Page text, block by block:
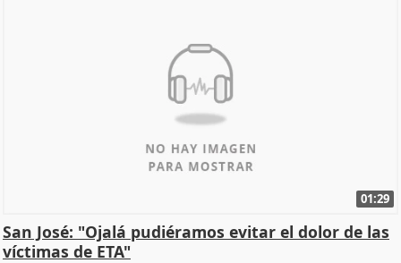
01:29
San José: "Ojalá pudiéramos evitar el dolor de las
víctimas de ETA"